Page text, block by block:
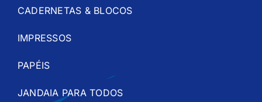
CADERNETAS & BLOCOS
IMPRESSOS
PAPÉIS
JANDAIA PARA TODOS